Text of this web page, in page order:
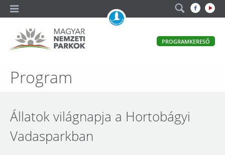
Magyar
Parkok
PROGRAMKERESŐ
Program
Állatok világnapja a Hortobágyi
Vadasparkban